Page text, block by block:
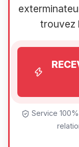
trouvez
Service